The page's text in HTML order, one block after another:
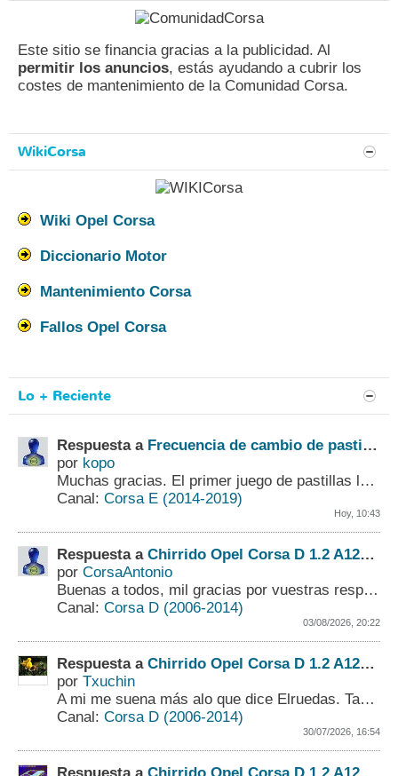
Este sitio se financia gracias a la publicidad. Al
permitir los anuncios, estás ayudando a cubrir los
costes de mantenimiento de la Comunidad Corsa.
WikiCorsa
Wiki Opel Corsa
Diccionario Motor
Mantenimiento Corsa
Fallos Opel Corsa
Lo + Reciente
Respuesta a Frecuencia de cambio de pastillas y discos de freno
por kopo
Muchas gracias. El primer juego de pastillas lo cambié con 65000 Kms. y mi mayor duda eran los discos. Supongo que los cambiaré con las próximas pastillas,...
Canal: Corsa E (2014-2019)
Hoy, 10:43
Respuesta a Chirrido Opel Corsa D 1.2 A12XER
por CorsaAntonio
Buenas a todos, mil gracias por vuestras respuestas.
Canal: Corsa D (2006-2014)
03/08/2026, 20:22
Respuesta a Chirrido Opel Corsa D 1.2 A12XER
por Txuchin
A mi me suena más alo que dice Elruedas. También es fácil de probar quitar la correa y arrancar el motor. Se hace así la prueba conjunta.
Canal: Corsa D (2006-2014)
30/07/2026, 16:54
Respuesta a Chirrido Opel Corsa D 1.2 A12XER